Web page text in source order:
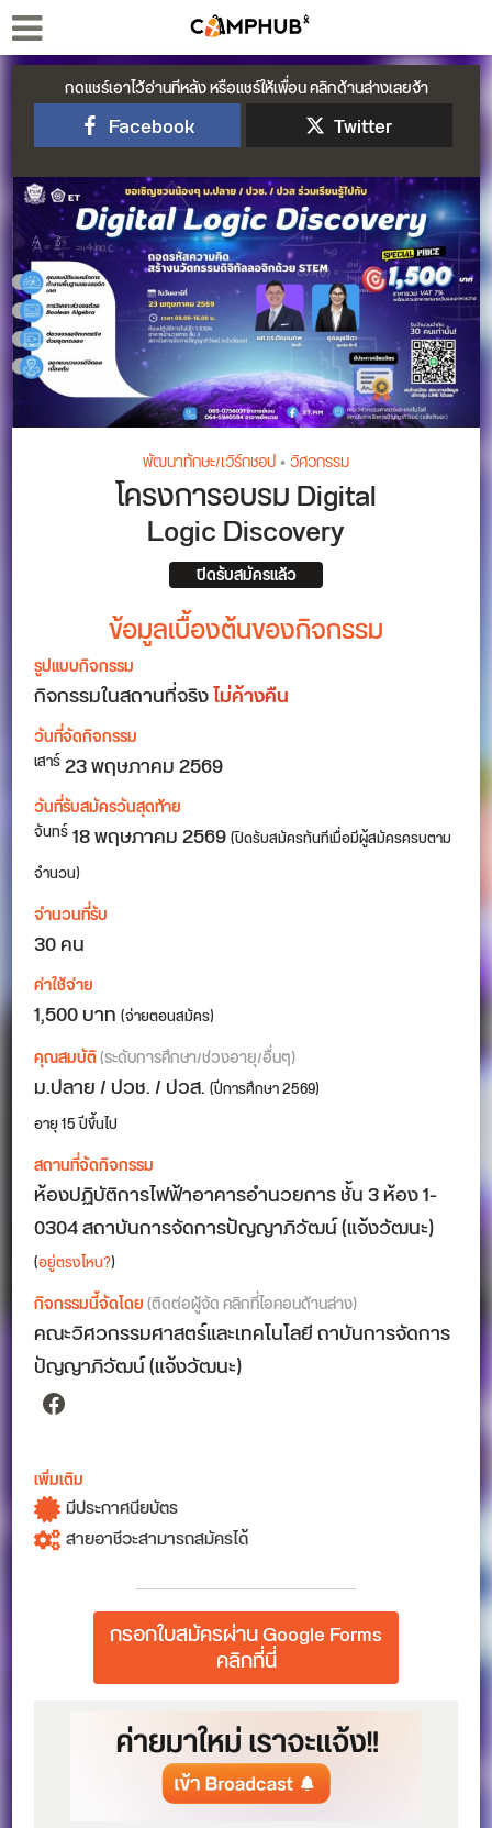
กดแชร์เอาไว้อ่านทีหลัง หรือแชร์ให้เพื่อน คลิกด้านล่างเลยจ้า
Facebook Twitter
พัฒนาทักษะ/เวิร์กชอป•วิศวกรรม
โครงการอบรม Digital
Logic Discovery
ปิดรับสมัครแล้ว
ข้อมูลเบื้องต้นของกิจกรรม
รูปแบบกิจกรรม
กิจกรรมในสถานที่จริงไม่ค้างคืน
วันที่จัดกิจกรรม
เสาร์23พฤษภาคม 2569
วันที่รับสมัครวันสุดท้าย
จันทร์18 พฤษภาคม 2569(ปิดรับสมัครทันทีเมื่อมีผู้สมัครครบตาม
จำนวน)
จำนวนที่รับ
30 คน
ค่าใช้จ่าย
1,500 บาท(จ่ายตอนสมัคร)
คุณสมบัติ(ระดับการศึกษา/ช่วงอายุ/อื่นๆ)
ม.ปลาย / ปวช. / ปวส.(ปีการศึกษา 2569)
อายุ 15 ปีขึ้นไป
สถานที่จัดกิจกรรม
ห้องปฏิบัติการไฟฟ้าอาคารอำนวยการ ชั้น 3 ห้อง 1-
0304 สถาบันการจัดการปัญญาภิวัฒน์ (แจ้งวัฒนะ)
(อยู่ตรงไหน?)
กิจกรรมนี้จัดโดย(ติดต่อผู้จัด คลิกที่ไอคอนด้านล่าง)
คณะวิศวกรรมศาสตร์และเทคโนโลยี ถาบันการจัดการ
ปัญญาภิวัฒน์ (แจ้งวัฒนะ)
Facebook
เพิ่มเติม
มีประกาศนียบัตร
สายอาชีวะสามารถสมัครได้
กรอกใบสมัครผ่าน Google Forms
คลิกที่นี่